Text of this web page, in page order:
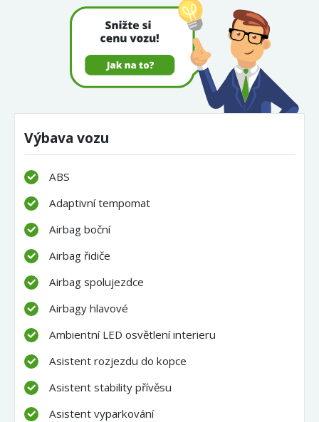
Výbava vozu
ABS
Adaptivní tempomat
Airbag boční
Airbag řidiče
Airbag spolujezdce
Airbagy hlavové
Ambientní LED osvětlení interieru
Asistent rozjezdu do kopce
Asistent stability přívěsu
Asistent vyparkování